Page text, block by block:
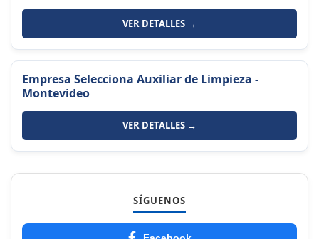
VER DETALLES →
Empresa Selecciona Auxiliar de Limpieza -
Montevideo
VER DETALLES →
SÍGUENOS